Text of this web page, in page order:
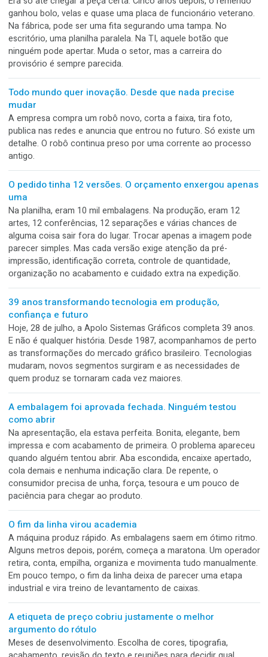
A máquina cabia no layout. Não passava pela porta
Na planta, tudo estava perfeito. Havia espaço para operar,
manutenção e circular ao redor. O único detalhe
como a máquina chegaria até lá. O caminhão encostou, a
equipe se reuniu e a instalação começou naquele clima de
novidade. Até a máquina encontrar uma porta alguns
centímetros menor. O layout dizia que podia entrar. A
discordou.
A solução provisória comemorou cinco anos de
ganhou bolo, velas e quase uma placa de funcionário
Na fábrica, pode ser uma fita segurando uma tampa. No
escritório, uma planilha paralela. Na TI, aquele botão que
ninguém pode apertar. Muda o setor, mas a carreira do
provisório é sempre parecida.
Todo mundo quer inovação. Desde que nada precise
mudar
A empresa compra um robô novo, corta a faixa, tira foto,
publica nas redes e anuncia que entrou no futuro. Só
detalhe. O robô continua preso por uma corrente ao
antigo.
O pedido tinha 12 versões. O orçamento enxergou
uma
artes, 12 conferências, 12 separações e várias chances de
alguma coisa sair fora do lugar. Trocar apenas a imagem
parecer simples. Mas cada versão exige atenção da pré-
impressão, identificação correta, controle de quantidade,
organização no acabamento e cuidado extra na expedição.
39 anos transformando tecnologia em produção,
confiança e futuro
Hoje, 28 de julho, a Apolo Sistemas Gráficos completa 39
E não é qualquer história. Desde 1987, acompanhamos de
as transformações do mercado gráfico brasileiro.
mudaram, novos segmentos surgiram e as necessidades de
quem produz se tornaram cada vez maiores.
A embalagem foi aprovada fechada. Ninguém testou
como abrir
Na apresentação, ela estava perfeita. Bonita, elegante, bem